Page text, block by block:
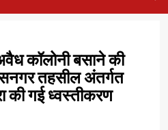
कॉलोनी बसाने की
तहसील अंतर्गत
की गई ध्वस्तीकरण